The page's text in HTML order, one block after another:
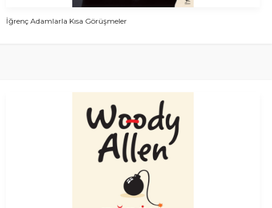
İğrenç Adamlarla Kısa Görüşmeler